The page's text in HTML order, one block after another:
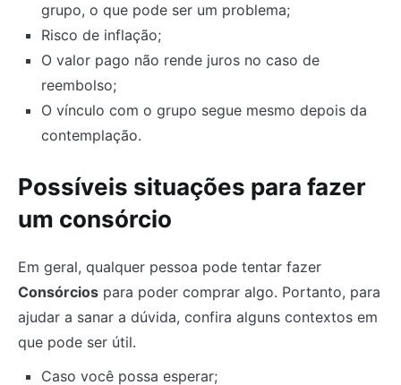
grupo, o que pode ser um problema;
Risco de inflação;
O valor pago não rende juros no caso de
reembolso;
O vínculo com o grupo segue mesmo depois da
contemplação.
Possíveis situações para fazer
um consórcio
Em geral, qualquer pessoa pode tentar fazer
Consórcios para poder comprar algo. Portanto, para
ajudar a sanar a dúvida, confira alguns contextos em
que pode ser útil.
Caso você possa esperar;